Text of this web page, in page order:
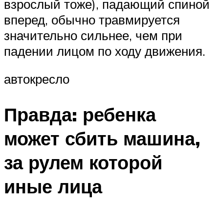
взрослый тоже), падающий спиной
вперед, обычно травмируется
значительно сильнее, чем при
падении лицом по ходу движения.
автокресло
Правда: ребенка
может сбить машина,
за рулем которой
иные лица